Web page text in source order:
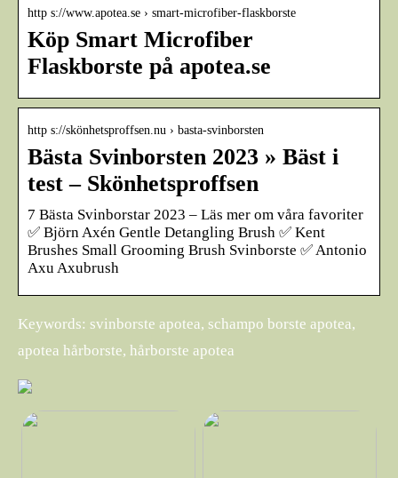
http s://www.apotea.se › smart-microfiber-flaskborste
Köp Smart Microfiber
Flaskborste på apotea.se
http s://skönhetsproffsen.nu › basta-svinborsten
Bästa Svinborsten 2023 » Bäst i
test – Skönhetsproffsen
7 Bästa Svinborstar 2023 – Läs mer om våra favoriter
✅ Björn Axén Gentle Detangling Brush ✅ Kent
Brushes Small Grooming Brush Svinborste ✅ Antonio
Axu Axubrush
Keywords: svinborste apotea, schampo borste apotea,
apotea hårborste, hårborste apotea